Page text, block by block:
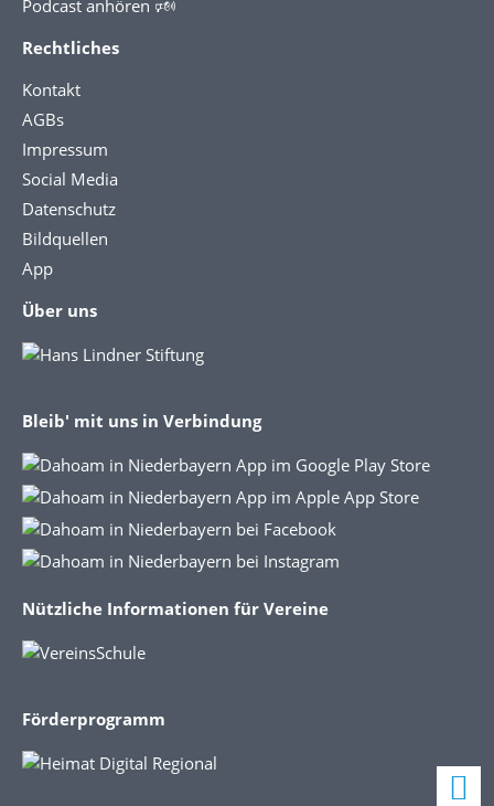
Podcast anhören 🕬
Rechtliches
Kontakt
AGBs
Impressum
Social Media
Datenschutz
Bildquellen
App
Über uns
Bleib' mit uns in Verbindung
Nützliche Informationen für Vereine
Förderprogramm